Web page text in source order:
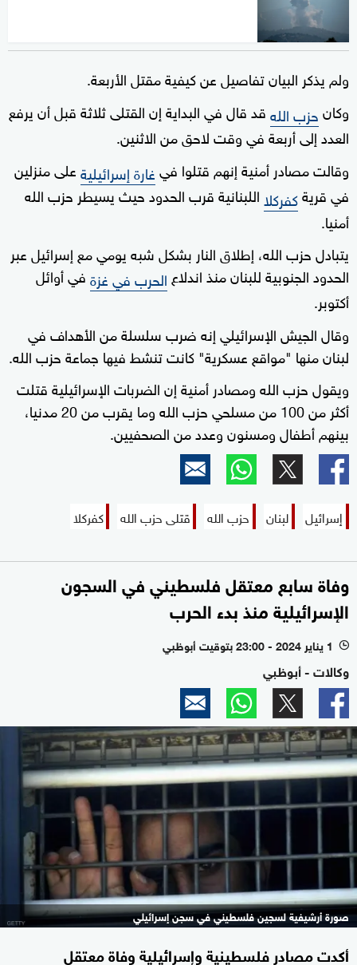
ولم يذكر البيان تفاصيل عن كيفية مقتل الأربعة.
وكانحزب اللهقد قال في البداية إن القتلى ثلاثة قبل أن يرفع
العدد إلى أربعة في وقت لاحق من الاثنين.
وقالت مصادر أمنية إنهم قتلوا فيغارة إسرائيليةعلى منزلين
في قريةكفركلااللبنانية قرب الحدود حيث يسيطر حزب الله
أمنيا.
يتبادل حزب الله، إطلاق النار بشكل شبه يومي مع إسرائيل عبر
الحدود الجنوبية للبنان منذ اندلاع الحرب في غزةفي أوائل
أكتوبر.
وقال الجيش الإسرائيلي إنه ضرب سلسلة من الأهداف في
لبنان منها "مواقع عسكرية" كانت تنشط فيها جماعة حزب الله.
ويقول حزب الله ومصادر أمنية إن الضربات الإسرائيلية قتلت
أكثر من 100 من مسلحي حزب الله وما يقرب من 20 مدنيا،
بينهم أطفال ومسنون وعدد من الصحفيين.
إسرائيل لبنان حزب الله قتلى حزب الله كفركلا
وفاة سابع معتقل فلسطيني في السجون
الإسرائيلية منذ بدء الحرب
l 1 يناير 2024 - 23:00 بتوقيت أبوظبي
وكالات - أبوظبي
صورة أرشيفية لسجين فلسطيني في سجن إسرائيلي
أكدت مصادر فلسطينية وإسرائيلية وفاة معتقل